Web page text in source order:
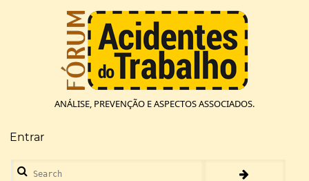
ANÁLISE, PREVENÇÃO E ASPECTOS ASSOCIADOS.
Menu
de
conta
Entrar
Search